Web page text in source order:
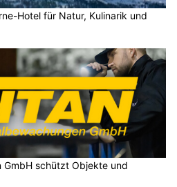
Hotel für Natur, Kulinarik und
schützt Objekte und